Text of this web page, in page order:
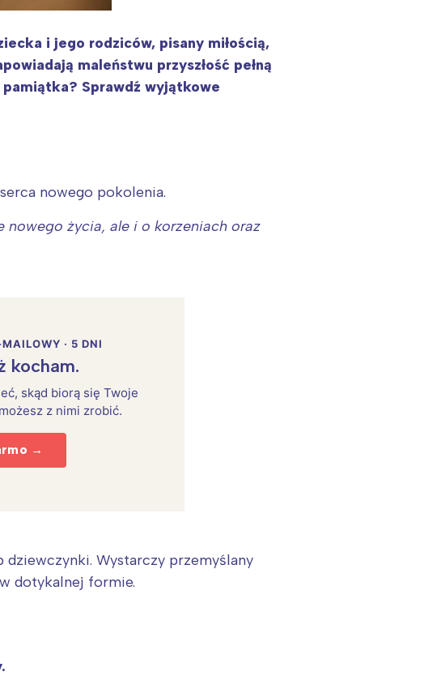
i jego rodziców, pisany miłością,
maleństwu przyszłość pełną
Sprawdź wyjątkowe
nowego pokolenia.
nowego życia, ale i o korzeniach oraz
· 5 DNI
kocham.
skąd biorą się Twoje
z nimi zrobić.
→
Wystarczy przemyślany
dotykalnej formie.